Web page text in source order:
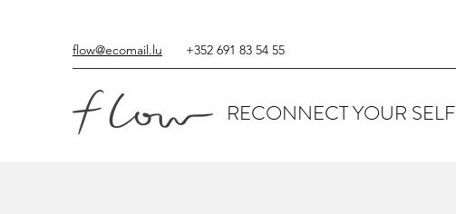
flow@ecomail.lu +352 691 83 54 55
RECONNECT YOUR SELF